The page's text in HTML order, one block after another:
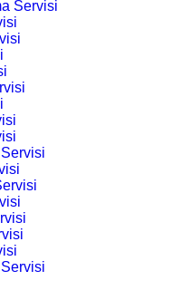
Servisi